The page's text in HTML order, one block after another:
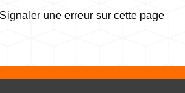
Signaler une erreur sur cette page